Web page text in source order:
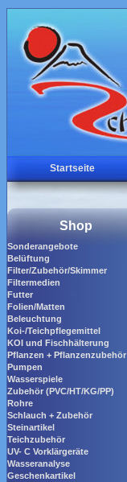
Startseite
Shop
Sonderangebote
Belüftung
Filter/Zubehör/Skimmer
Filtermedien
Futter
Folien/Matten
Beleuchtung
Koi-/Teichpflegemittel
KOI und Fischhälterung
Pflanzen + Pflanzenzubehör
Pumpen
Wasserspiele
Zubehör (PVC/HT/KG/PP)
Rohre
Schlauch + Zubehör
Steinartikel
Teichzubehör
UV- C Vorklärgeräte
Wasseranalyse
Geschenkartikel